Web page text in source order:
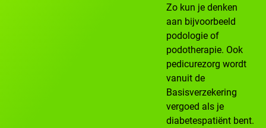
Zo kun je denken
aan bijvoorbeeld
podologie of
podotherapie. Ook
pedicurezorg wordt
vanuit de
Basisverzekering
vergoed als je
diabetespatiënt bent.